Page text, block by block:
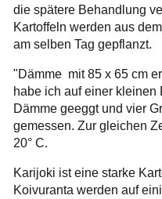
die spätere Behandlung
Kartoffeln werden aus
am selben Tag gepflanzt.
"Dämme mit 85 x 65 cm
habe ich auf einer kleinen
Dämme geeggt und vier
gemessen. Zur gleichen
20° C.
Karijoki ist eine starke
Koivuranta werden auf